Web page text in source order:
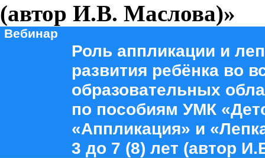
(автор И.В. Маслова)»
Вебинар
Роль аппликации и
развития ребёнка во
образовательных
по пособиям УМК
«Аппликация» и
3 до 7 (8) лет (автор